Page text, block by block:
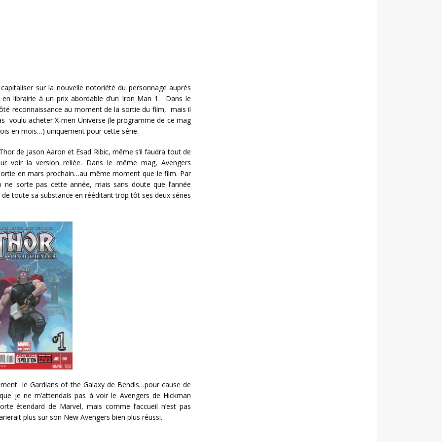
sur la nouvelle notoriété du personnage auprès
librairie à un prix abordable d’un Iron Man 1. Dans le
reconnaissance au moment de la sortie du film, mais il
voulu acheter X-men Universe (le programme de ce mag
en mois…) uniquement pour cette série.
de Jason Aaron et Esad Ribic, même s’il faudra tout de
voir la version reliée. Dans le même mag, Avengers
en mars prochain…au même moment que le film. Par
sorte pas cette année, mais sans doute que l’année
toute sa substance en rééditant trop tôt ses deux séries
le Gardians of the Galaxy de Bendis…pour cause de
je ne m’attendais pas à voir le Avengers de Hickman
étendard de Marvel, mais comme l’accueil n’est pas
plus sur son New Avengers bien plus réussi.